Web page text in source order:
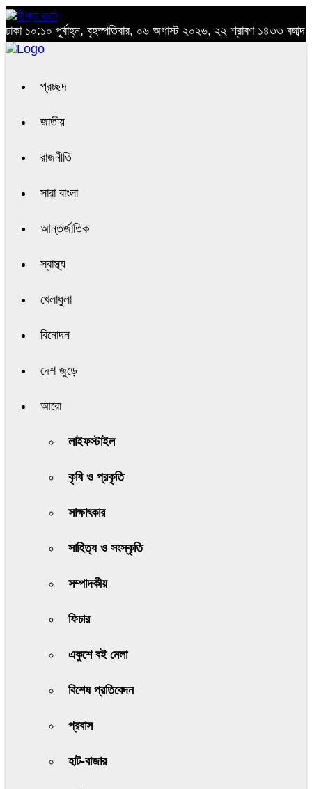
ঢাকা ১০:১০ পূর্বাহ্ন, বৃহস্পতিবার, ০৬ অগাস্ট ২০২৬, ২২ শ্রাবণ ১৪৩৩ বঙ্গাব্দ
প্রচ্ছদ
জাতীয়
রাজনীতি
সারা বাংলা
আন্তর্জাতিক
স্বাস্থ্য
খেলাধুলা
বিনোদন
দেশ জুড়ে
আরো
লাইফস্টাইল
কৃষি ও প্রকৃতি
সাক্ষাৎকার
সাহিত্য ও সংস্কৃতি
সম্পাদকীয়
ফিচার
একুশে বই মেলা
বিশেষ প্রতিবেদন
প্রবাস
হাট-বাজার